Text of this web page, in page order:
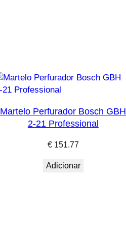
Martelo Perfurador Bosch GBH
2-21 Professional
€151.77
Adicionar